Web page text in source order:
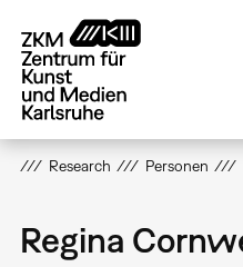
zum
Inhalt
Research Personen
Regina